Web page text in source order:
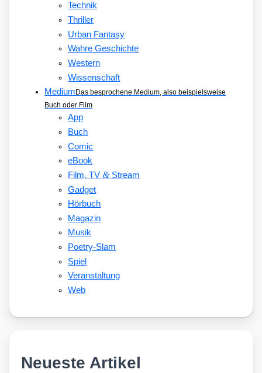
Technik
Thriller
Urban Fantasy
Wahre Geschichte
Western
Wissenschaft
Medium Das besprochene Medium, also beispielsweise
Buch oder Film
App
Buch
Comic
eBook
Film, TV&Stream
Gadget
Hörbuch
Magazin
Musik
Poetry-Slam
Spiel
Veranstaltung
Web
Neueste Artikel